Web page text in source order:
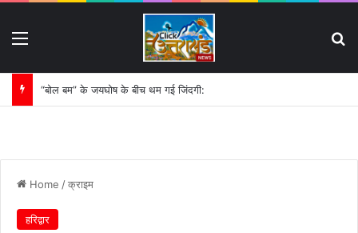
“बोल बम” के जयघोष के बीच थम गई जिंदगी:
Home /क्राइम
हरिद्वार